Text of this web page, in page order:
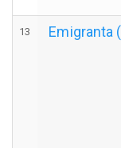
13 Emigranta